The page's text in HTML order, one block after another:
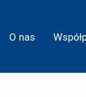
O nas